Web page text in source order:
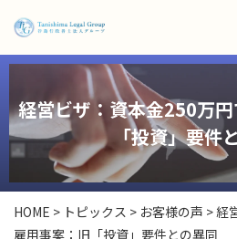
経営ビザ：資本金250万
「投資」要件
HOME > トピックス > お客様の声 >経
雇用事案：旧「投資」要件との異同